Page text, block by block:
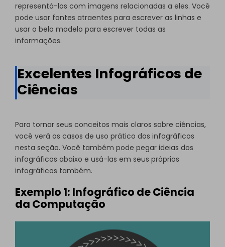
representá-los com imagens relacionadas a eles. Você
pode usar fontes atraentes para escrever as linhas e
usar o belo modelo para escrever todas as
informações.
Excelentes Infográficos de
Ciências
Para tornar seus conceitos mais claros sobre ciências,
você verá os casos de uso prático dos infográficos
nesta seção. Você também pode pegar ideias dos
infográficos abaixo e usá-las em seus próprios
infográficos também.
Exemplo 1: Infográfico de Ciência
da Computação